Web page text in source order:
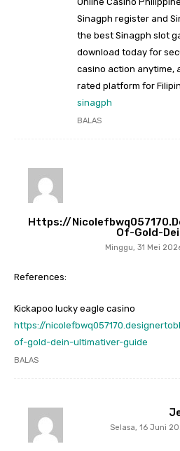
Sinagph register and
the best Sinagph slot
download today for
casino action anytime,
rated platform for
sinagph
BALAS
Https://
Of-Gold-
Minggu, 31 Mei
References:
Kickapoo lucky eagle casino
https://
of-gold-dein-ultimativer-guide
BALAS
Selasa, 16 Juni